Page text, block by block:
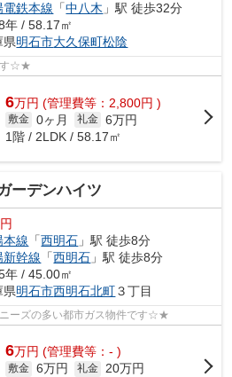
電鉄本線 「中八木 」駅 徒歩32分
年 / 58.17㎡
県明石市大久保町松陰
す☆★
6万円 (管理費等：2,800円 )
敷金 0ヶ月 礼金 6万円
1階 / 2LDK / 58.17㎡
ーデンハイツ
本線 「西明石 」駅 徒歩8分
新幹線 「西明石 」駅 徒歩8分
年 / 45.00㎡
県明石市西明石北町３丁目
ーズの多い都市ガス物件です☆★
6万円 (管理費等：- )
敷金 6万円 礼金 20万円